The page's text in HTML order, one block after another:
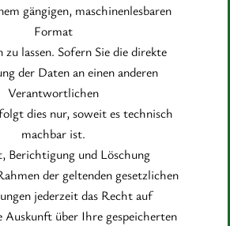
gängigen, maschinenlesbaren
Format
zu lassen. Sofern Sie die direkte
der Daten an einen anderen
Verantwortlichen
dies nur, soweit es technisch
machbar ist.
Berichtigung und Löschung
der geltenden gesetzlichen
jederzeit das Recht auf
Auskunft über Ihre gespeicherten